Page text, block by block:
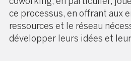
ce processus, en offrant aux
ressources et le réseau
développer leurs idées et